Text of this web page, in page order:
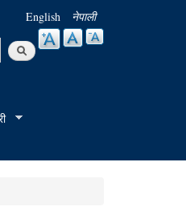
English नेपाली